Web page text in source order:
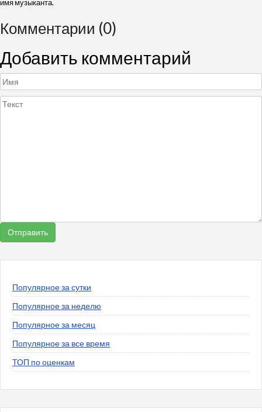
имя музыканта.
Комментарии (0)
Добавить комментарий
Популярное за сутки
Популярное за неделю
Популярное за месяц
Популярное за все время
ТОП по оценкам